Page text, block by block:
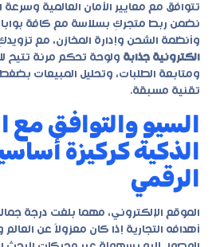
تتوافق مع معايير الأمان العالمية وسرعة
نضمن ربط متجركِ بسلاسة مع كافة بوابات
وأنظمة الشحن وإدارة المخازن، مع
الكترونية جذابة ولوحة تحكم مرنة تتيح
ومتابعة الطلبات، وتحليل المبيعات
تقنية مسبقة.
السيو والتوافق مع
الذكية كركيزة
الرقمي
الموقع الإلكتروني، مهما بلغت درجة
أهدافه التجارية إذا كان معزولاً عن